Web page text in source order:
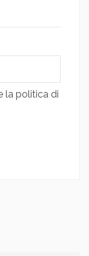
la politica di